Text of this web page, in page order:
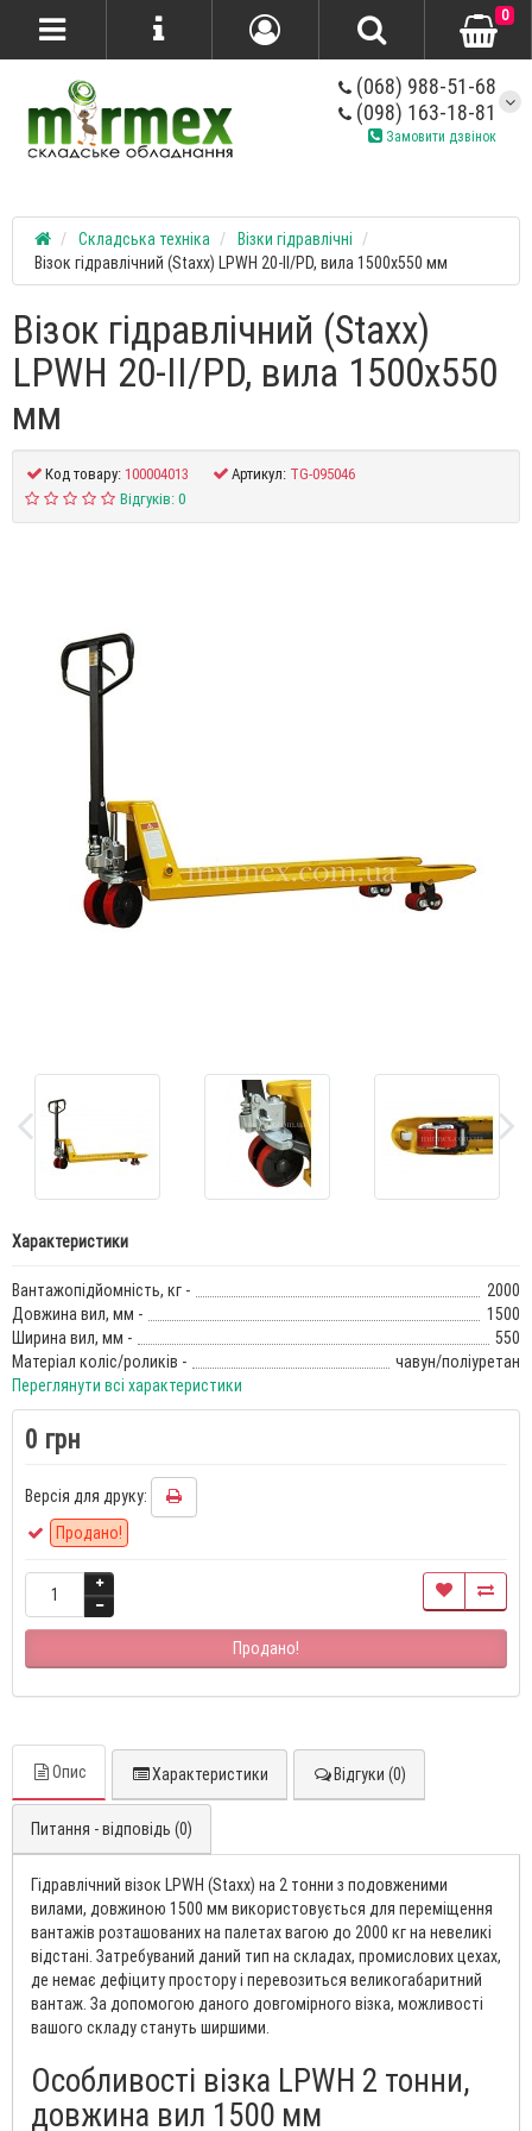
(068) 988-51-68
(098) 163-18-81
Замовити дзвінок
0
Складська техніка
Візки гідравлічні
Візок гідравлічний (Staxx) LPWH 20-II/PD, вила 1500х550 мм
Візок гідравлічний (Staxx)
LPWH 20-II/PD, вила 1500х550
мм
Код товару:100004013 Артикул: TG-095046
Відгуків: 0
Характеристики
Вантажопідйомність, кг -
2000
Довжина вил, мм -
1500
Ширина вил, мм -
550
Матеріал коліс/роликів -
чавун/поліуретан
Переглянути всі характеристики
0 грн
Версія для друку:
Продано!
Продано!
Опис Характеристики Відгуки (0)
Питання - відповідь (0)
Гідравлічний візок LPWH (Staxx) на 2 тонни з подовженими
вилами, довжиною 1500 мм використовується для переміщення
вантажів розташованих на палетах вагою до 2000 кг на невеликі
відстані. Затребуваний даний тип на складах, промислових цехах,
де немає дефіциту простору і перевозиться великогабаритний
вантаж. За допомогою даного довгомірного візка, можливості
вашого складу стануть ширшими.
Особливості візка LPWH 2 тонни,
довжина вил 1500 мм